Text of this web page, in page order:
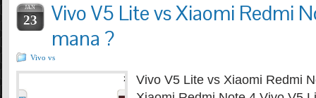
JAN
23
Vivo V5 Lite vs Xiaomi Redmi
mana ?
Vivo vs
Vivo V5 Lite vs Xiaomi Redmi